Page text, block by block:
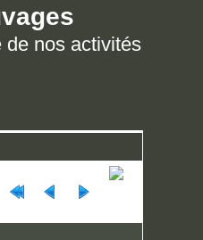
de nos activités